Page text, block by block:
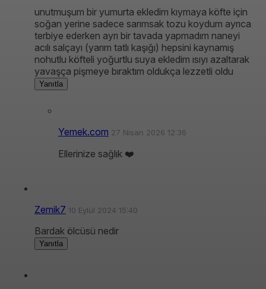
unutmuşum bir yumurta ekledim kıymaya köfte için
soğan yerine sadece sarımsak tozu koydum ayrıca
terbiye ederken ayrı bir tavada yapmadım naneyi
acılı salçayı (yarım tatlı kaşığı) hepsini kaynamış
nohutlu köfteli yoğurtlu suya ekledim ısıyı azaltarak
yavaşça pişmeye bıraktım oldukça lezzetli oldu
Yanıtla
Yemek.com 27 Nisan 2026 12:36
Ellerinize sağlık ❤️
Zemik7 10 Eylül 2024 15:40
Bardak ölcüsü nedir
Yanıtla